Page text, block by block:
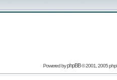
Powered byphpBB© 2001, 2005